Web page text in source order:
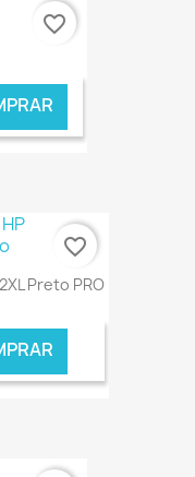
€ ONLINE
€ ONLINE
favorite_border
Preto PRO
favorite_border